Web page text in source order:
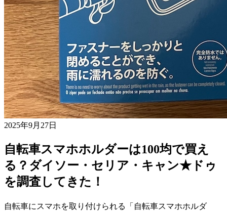
2025年9月27日
自転車スマホホルダーは100均で買え
る？ダイソー・セリア・キャン★ドゥ
を調査してきた！
自転車にスマホを取り付けられる「自転車スマホホルダ